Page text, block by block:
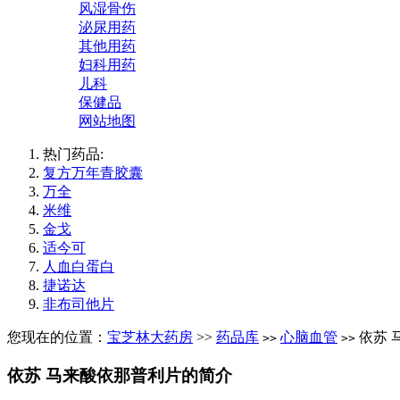
风湿骨伤
泌尿用药
其他用药
妇科用药
儿科
保健品
网站地图
热门药品:
复方万年青胶囊
万全
米维
金戈
适今可
人血白蛋白
捷诺达
非布司他片
您现在的位置： 宝芝林大药房 >> 药品库 >> 心脑血管 >> 依苏
依苏 马来酸依那普利片的简介